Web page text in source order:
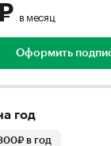
в месяц
Оформить
год
в год